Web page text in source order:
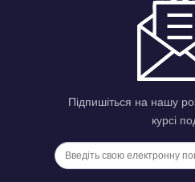
Підпишіться на нашу
курсі